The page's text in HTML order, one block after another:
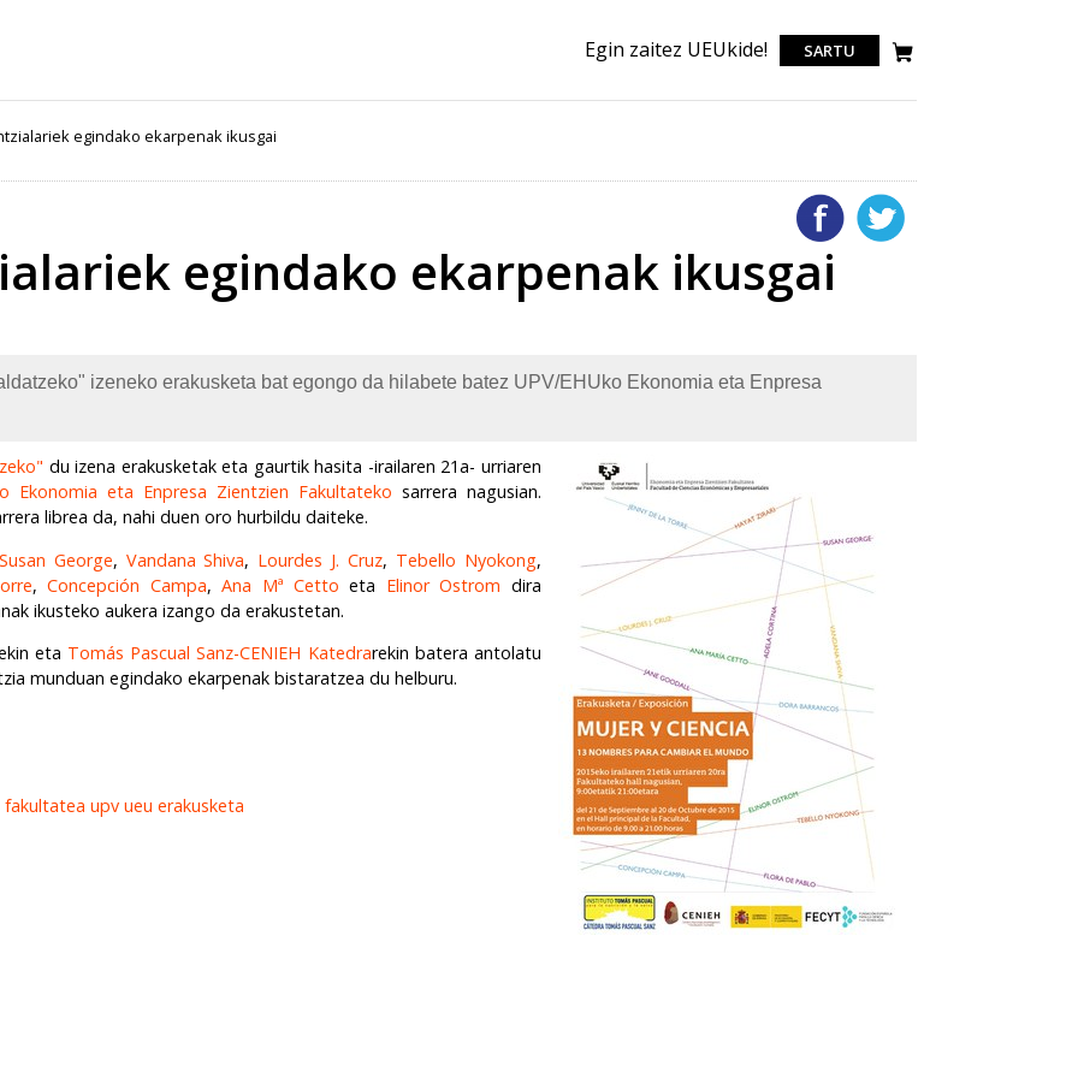
Egin zaitez UEUkide! SARTU
egindako ekarpenak ikusgai
egindako ekarpenak ikusgai
izeneko erakusketa bat egongo da hilabete batez UPV/EHUko Ekonomia eta Enpresa
du izena erakusketak eta gaurtik hasita -irailaren 21a- urriaren
Ekonomia eta Enpresa Zientzien Fakultateko sarrera nagusian.
librea da, nahi duen oro hurbildu daiteke.
Susan George, Vandana Shiva, Lourdes J. Cruz, Tebello Nyokong,
,Concepción Campa,Ana Mª Cettoeta Elinor Ostrom dira
ikusteko aukera izango da erakustetan.
eta Tomás Pascual Sanz-CENIEH Katedrarekin batera antolatu
munduan egindako ekarpenak bistaratzea du helburu.
fakultateaupvueuerakusketa